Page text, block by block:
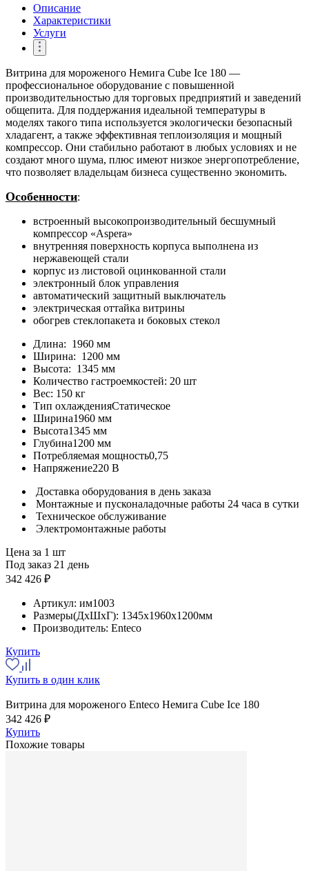
Описание
Характеристики
Услуги
Витрина для мороженого Немига Cube Ice 180 —
профессиональное оборудование с повышенной
производительностью для торговых предприятий и заведений
общепита. Для поддержания идеальной температуры в
моделях такого типа используется экологически безопасный
хладагент, а также эффективная теплоизоляция и мощный
компрессор. Они стабильно работают в любых условиях и не
создают много шума, плюс имеют низкое энергопотребление,
что позволяет владельцам бизнеса существенно экономить.
Особенности:
встроенный высокопроизводительный бесшумный
компрессор «Aspera»
внутренняя поверхность корпуса выполнена из
нержавеющей стали
корпус из листовой оцинкованной стали
электронный блок управления
автоматический защитный выключатель
электрическая оттайка витрины
обогрев стеклопакета и боковых стекол
Длина: 1960 мм
Ширина: 1200 мм
Высота: 1345 мм
Количество гастроемкостей: 20 шт
Вес: 150 кг
Тип охлажденияСтатическое
Ширина1960 мм
Высота1345 мм
Глубина1200 мм
Потребляемая мощность0,75
Напряжение220 В
Доставка оборудования в день заказа
Монтажные и пусконаладочные работы 24 часа в сутки
Техническое обслуживание
Электромонтажные работы
Цена за 1 шт
Под заказ 21 день
342 426 ₽
Артикул: им1003
Размеры(ДхШхГ): 1345x1960x1200мм
Производитель: Enteco
Купить
Купить в один клик
Витрина для мороженого Enteco Немига Cube Ice 180
342 426 ₽
Купить
Похожие товары